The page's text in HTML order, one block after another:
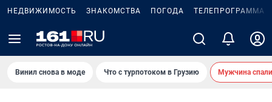
НЕДВИЖИМОСТЬ ЗНАКОМСТВА ПОГОДА ТЕЛЕПРОГРАММА
Винил снова в моде Что с турпотоком в Грузию Мужчина